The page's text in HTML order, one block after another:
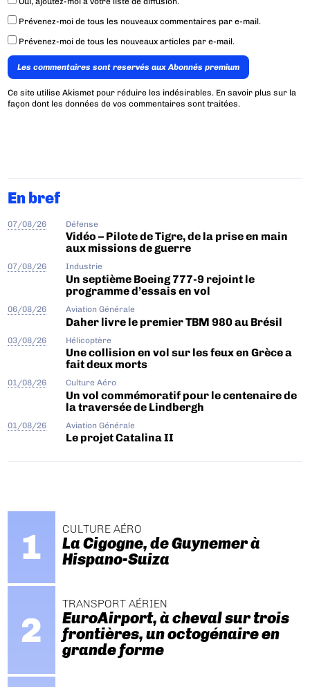
Prévenez-moi de tous les nouveaux commentaires par e-mail.
Prévenez-moi de tous les nouveaux articles par e-mail.
Les commentaires sont reservés aux Abonnés premium
Ce site utilise Akismet pour réduire les indésirables. En savoir plus sur la
façon dont les données de vos commentaires sont traitées.
En bref
07/08/26 Défense
Vidéo – Pilote de Tigre, de la prise en main
aux missions de guerre
07/08/26 Industrie
Un septième Boeing 777-9 rejoint le
programme d’essais en vol
06/08/26 Aviation Générale
Daher livre le premier TBM 980 au Brésil
03/08/26 Hélicoptère
Une collision en vol sur les feux en Grèce a
fait deux morts
01/08/26 Culture Aéro
Un vol commémoratif pour le centenaire de
la traversée de Lindbergh
01/08/26 Aviation Générale
Le projet Catalina II
CULTURE AÉRO
La Cigogne, de Guynemer à
Hispano-Suiza
TRANSPORT AÉRIEN
EuroAirport, à cheval sur trois
frontières, un octogénaire en
grande forme